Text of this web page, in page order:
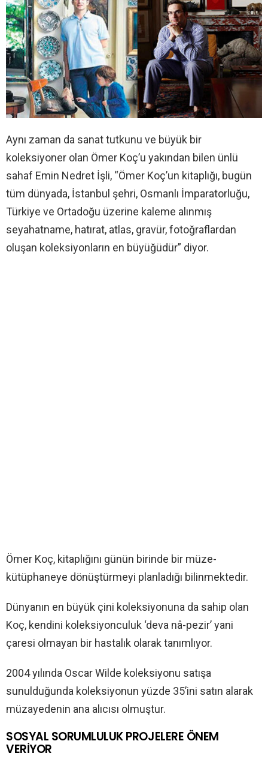
Aynı zaman da sanat tutkunu ve büyük bir
koleksiyoner olan Ömer Koç’u yakından bilen ünlü
sahaf Emin Nedret İşli, “Ömer Koç’un kitaplığı, bugün
tüm dünyada, İstanbul şehri, Osmanlı İmparatorluğu,
Türkiye ve Ortadoğu üzerine kaleme alınmış
seyahatname, hatırat, atlas, gravür, fotoğraflardan
oluşan koleksiyonların en büyüğüdür” diyor.
Ömer Koç, kitaplığını günün birinde bir müze-
kütüphaneye dönüştürmeyi planladığı bilinmektedir.
Dünyanın en büyük çini koleksiyonuna da sahip olan
Koç, kendini koleksiyonculuk ‘deva nâ-pezir’ yani
çaresi olmayan bir hastalık olarak tanımlıyor.
2004 yılında Oscar Wilde koleksiyonu satışa
sunulduğunda koleksiyonun yüzde 35’ini satın alarak
müzayedenin ana alıcısı olmuştur.
SOSYAL SORUMLULUK PROJELERE ÖNEM
VERİYOR